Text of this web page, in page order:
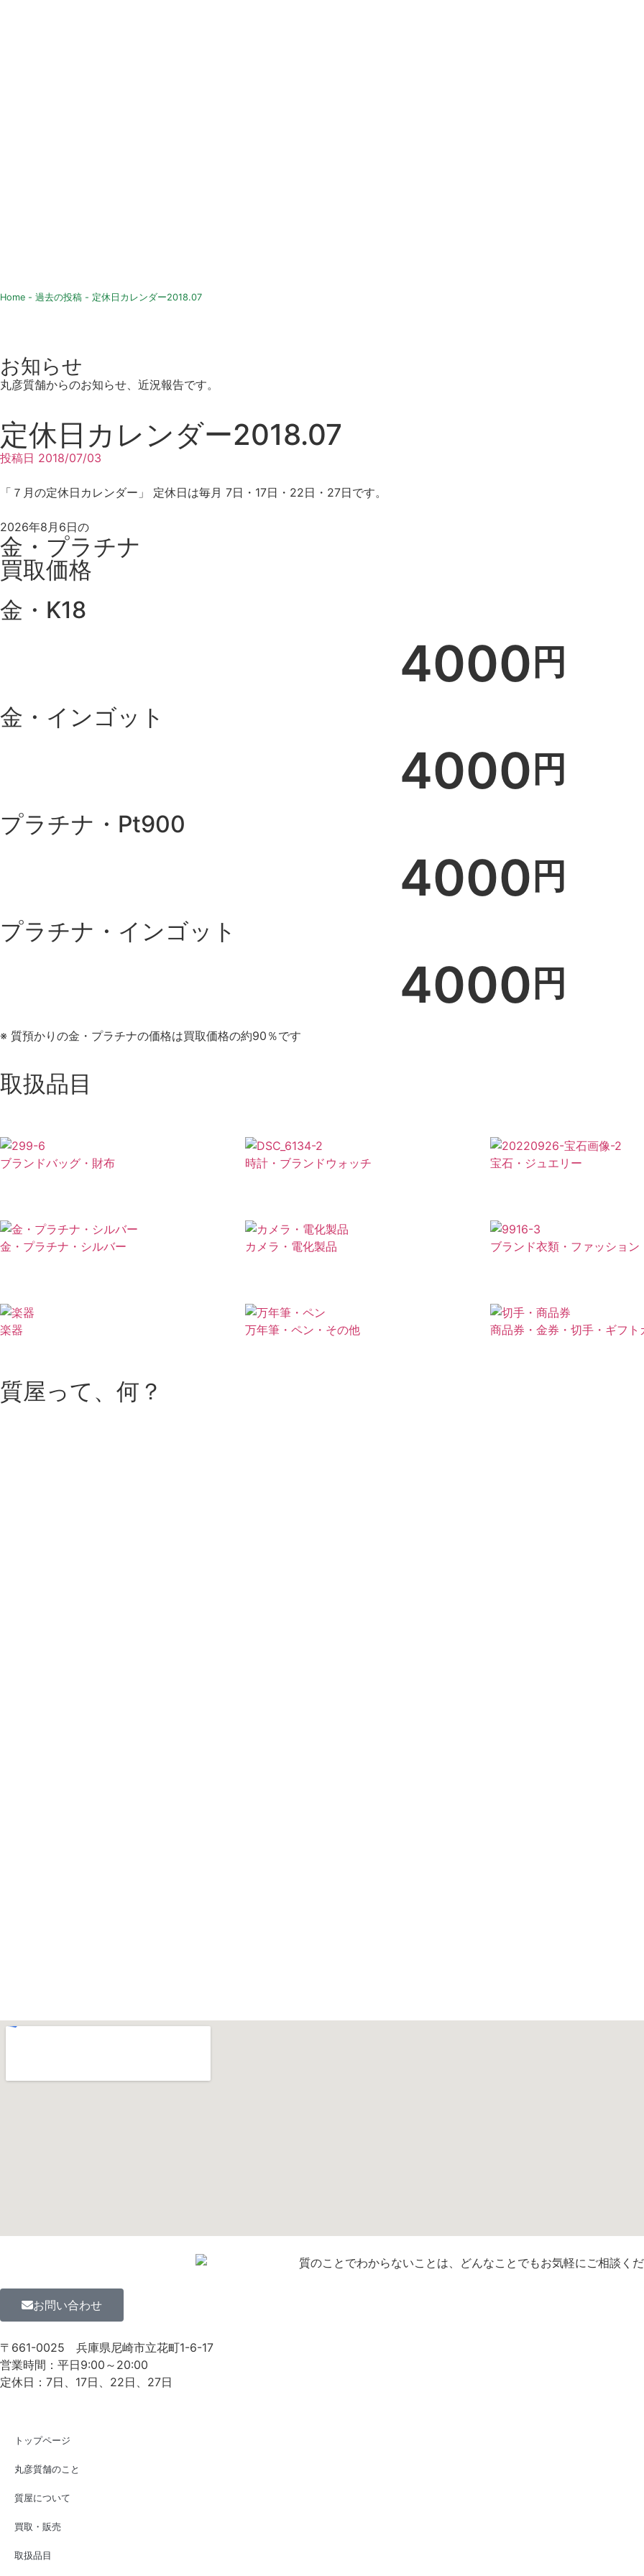
Home - 過去の投稿 - 定休日カレンダー2018.07
お知らせ
丸彦質舗からのお知らせ、近況報告です。
定休日カレンダー2018.07
投稿日 2018/07/03
「７月の定休日カレンダー」 定休日は毎月 7日・17日・22日・27日です。
2026年8月6日の
金・プラチナ
買取価格
金・K18
4000 円
金・インゴット
4000 円
プラチナ・Pt900
4000 円
プラチナ・インゴット
4000 円
※ 質預かりの金・プラチナの価格は買取価格の約90％です
取扱品目
ブランドバッグ・財布 時計・ブランドウォッチ 宝石・ジュエリー
金・プラチナ・シルバー カメラ・電化製品 ブランド衣類・ファッション
楽器 万年筆・ペン・その他 商品券・金券・切手・ギフト
質屋って、何？
お問い合わせ
〒661-0025 兵庫県尼崎市立花町1-6-17
営業時間：平日9:00～20:00
定休日：7日、17日、22日、27日
トップページ
丸彦質舗のこと
質屋について
買取・販売
取扱品目